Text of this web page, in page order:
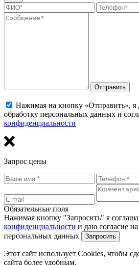
Отправить
Нажимая на кнопку «Отправить», я
обработку персональных данных и
конфиденциальности
Запрос цены
Обязательные поля
Нажимая кнопку "Запросить" я
конфиденциальности и даю согласие
персональных данных
Этот сайт использует Cookies, чтобы
сайта более удобным.